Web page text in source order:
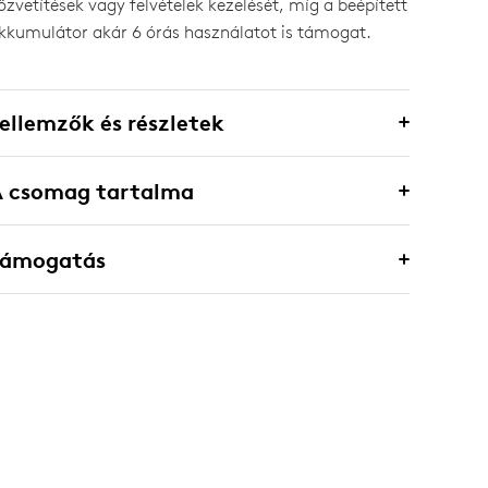
vagy felvételek kezelését, míg a beépített
akár 6 órás használatot is támogat.
és részletek
csomag tartalma